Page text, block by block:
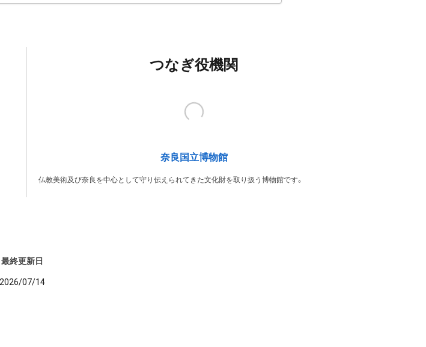
つなぎ役機関
奈良国立博物館
仏教美術及び奈良を中心として守り伝えられてきた文化財を取り扱う博物館です。
最終更新日
2026/07/14